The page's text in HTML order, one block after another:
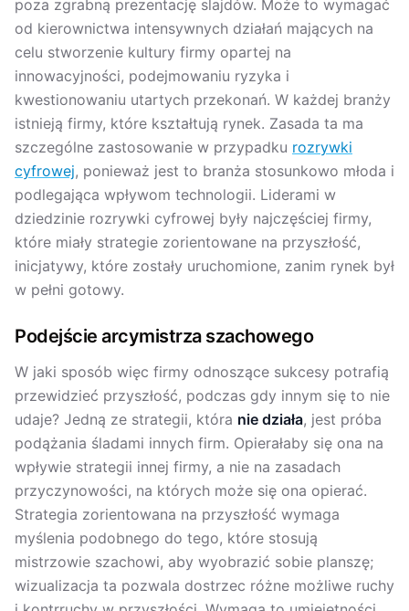
poza zgrabną prezentację slajdów. Może to wymagać
od kierownictwa intensywnych działań mających na
celu stworzenie kultury firmy opartej na
innowacyjności, podejmowaniu ryzyka i
kwestionowaniu utartych przekonań. W każdej branży
istnieją firmy, które kształtują rynek. Zasada ta ma
szczególne zastosowanie w przypadku rozrywki
cyfrowej, ponieważ jest to branża stosunkowo młoda i
podlegająca wpływom technologii. Liderami w
dziedzinie rozrywki cyfrowej były najczęściej firmy,
które miały strategie zorientowane na przyszłość,
inicjatywy, które zostały uruchomione, zanim rynek był
w pełni gotowy.
Podejście arcymistrza szachowego
W jaki sposób więc firmy odnoszące sukcesy potrafią
przewidzieć przyszłość, podczas gdy innym się to nie
udaje? Jedną ze strategii, która nie działa, jest próba
podążania śladami innych firm. Opierałaby się ona na
wpływie strategii innej firmy, a nie na zasadach
przyczynowości, na których może się ona opierać.
Strategia zorientowana na przyszłość wymaga
myślenia podobnego do tego, które stosują
mistrzowie szachowi, aby wyobrazić sobie planszę;
wizualizacja ta pozwala dostrzec różne możliwe ruchy